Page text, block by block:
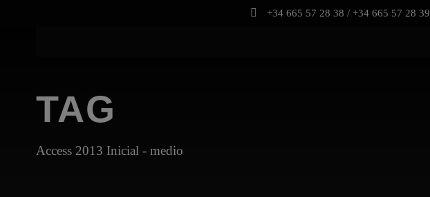
+34 665 57 28 38 / +34 665 57 28 39
TAG
Access 2013 Inicial - medio